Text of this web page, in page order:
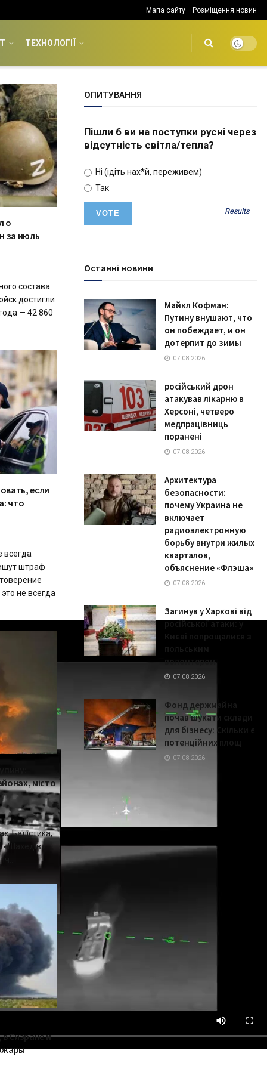
Мапа сайту Розміщення новин
ТЕХНОЛОГІЇ
о
за июль
состава
достигли
— 42 860
если
что
всегда
штраф
не всегда
місто
Балістика,
«Шахедів» —
Сизране и
ОПИТУВАННЯ
Пішли б ви на поступки русні через
відсутність світла/тепла?
Ні (ідіть нах*й, переживем)
Так
Results
Останні новини
Майкл Кофман:
Путину внушают, что
он побеждает, и он
дотерпит до зимы
07.08.2026
російський дрон
атакував лікарню в
Херсоні, четверо
медпрацівниць
поранені
07.08.2026
Архитектура
безопасности:
почему Украина не
включает
радиоэлектронную
борьбу внутри жилых
кварталов,
объяснение «Флэша»
07.08.2026
Загинув у Харкові від
волонтером
07.08.2026
Фонд держмайна
почав шукати склади
для бізнесу: Скільки є
потенційних площ
07.08.2026